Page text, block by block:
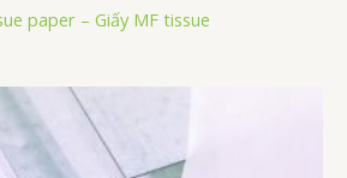
paper – Giấy MF tissue